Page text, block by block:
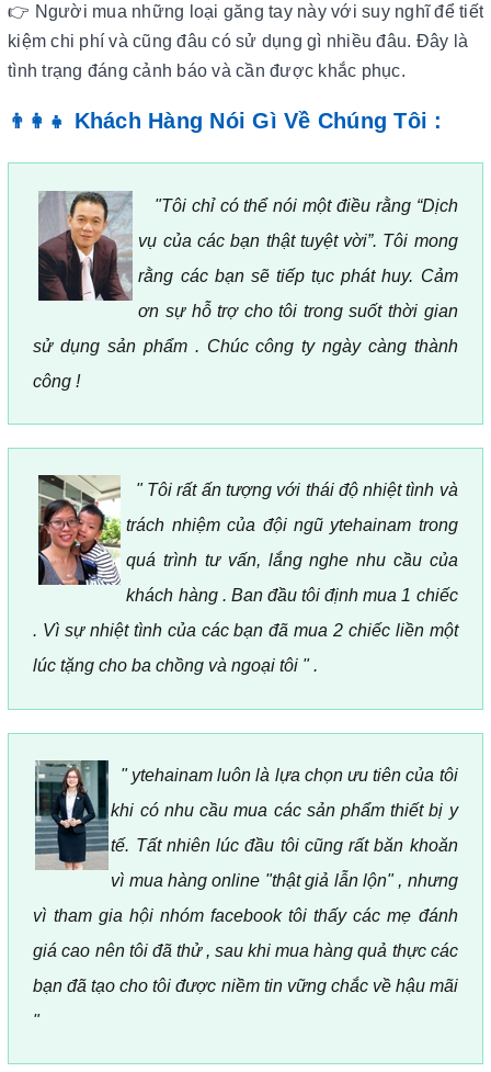
👉 Người mua những loại găng tay này với suy nghĩ để tiết
kiệm chi phí và cũng đâu có sử dụng gì nhiều đâu. Đây là
tình trạng đáng cảnh báo và cần được khắc phục.
👨‍👩‍👧 Khách Hàng Nói Gì Về Chúng Tôi :
"Tôi chỉ có thể nói một điều rằng “Dịch
vụ của các bạn thật tuyệt vời”. Tôi mong
rằng các bạn sẽ tiếp tục phát huy. Cảm
ơn sự hỗ trợ cho tôi trong suốt thời gian
sử dụng sản phẩm . Chúc công ty ngày càng thành
công !
" Tôi rất ấn tượng với thái độ nhiệt tình và
trách nhiệm của đội ngũ ytehainam trong
quá trình tư vấn, lắng nghe nhu cầu của
khách hàng . Ban đầu tôi định mua 1 chiếc
. Vì sự nhiệt tình của các bạn đã mua 2 chiếc liền một
lúc tặng cho ba chồng và ngoại tôi " .
" ytehainam luôn là lựa chọn ưu tiên của tôi
khi có nhu cầu mua các sản phẩm thiết bị y
tế. Tất nhiên lúc đầu tôi cũng rất băn khoăn
vì mua hàng online "thật giả lẫn lộn" , nhưng
vì tham gia hội nhóm facebook tôi thấy các mẹ đánh
giá cao nên tôi đã thử , sau khi mua hàng quả thực các
bạn đã tạo cho tôi được niềm tin vững chắc về hậu mãi
"